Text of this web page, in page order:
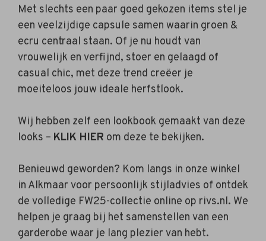
Met slechts een paar goed gekozen items stel je
een veelzijdige capsule samen waarin groen &
ecru centraal staan. Of je nu houdt van
vrouwelijk en verfijnd, stoer en gelaagd of
casual chic, met deze trend creëer je
moeiteloos jouw ideale herfstlook.
Wij hebben zelf een lookbook gemaakt van deze
looks – KLIK HIER om deze te bekijken.
Benieuwd geworden? Kom langs in onze winkel
in Alkmaar voor persoonlijk stijladvies of ontdek
de volledige FW25-collectie online op rivs.nl. We
helpen je graag bij het samenstellen van een
garderobe waar je lang plezier van hebt.